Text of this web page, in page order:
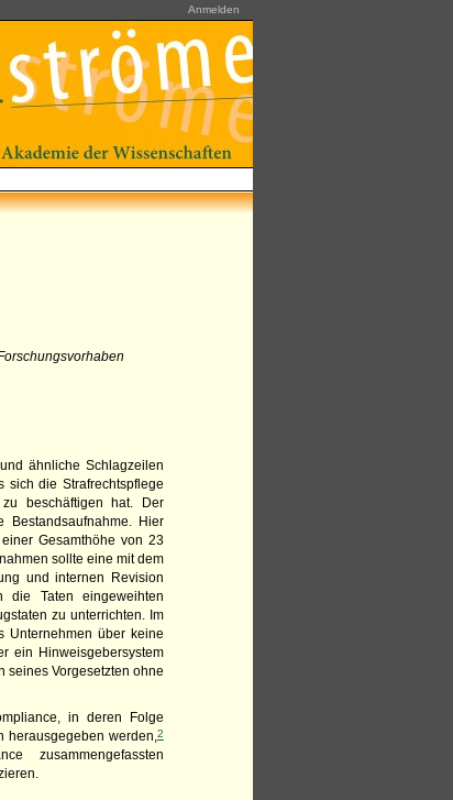
Anmelden
ähnliche Schlagzeilen
sich die Strafrechtspflege
zu beschäftigen hat. Der
Hier
Gesamthöhe von 23
sollte eine mit dem
und internen Revision
die Taten eingeweihten
zu unterrichten. Im
Unternehmen über keine
ein Hinweisgebersystem
seines Vorgesetzten ohne
in deren Folge
herausgegeben werden, 2
zusammengefassten